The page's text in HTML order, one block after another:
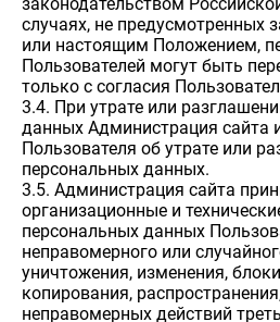
законодательством
случаях, не предусмотренных
или настоящим Положением,
Пользователей могут быть
только с согласия
3.4. При утрате или
данных Администрация сайта
Пользователя об утрате или
персональных данных.
3.5. Администрация сайта
организационные и
персональных данных
неправомерного или
уничтожения, изменения,
копирования,
неправомерных действий